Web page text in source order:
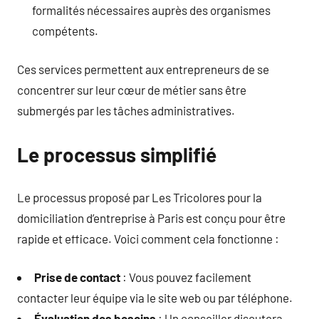
formalités nécessaires auprès des organismes
compétents.
Ces services permettent aux entrepreneurs de se
concentrer sur leur cœur de métier sans être
submergés par les tâches administratives.
Le processus simplifié
Le processus proposé par Les Tricolores pour la
domiciliation d’entreprise à Paris est conçu pour être
rapide et efficace. Voici comment cela fonctionne :
Prise de contact : Vous pouvez facilement
contacter leur équipe via le site web ou par téléphone.